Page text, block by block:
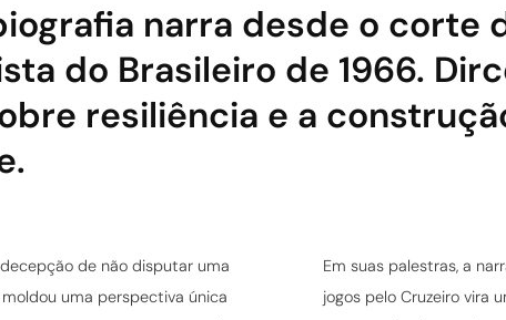
narra desde o corte
do Brasileiro de 1966.
resiliência e a
de não disputar uma
uma perspectiva única
Em suas palestras, a
jogos pelo Cruzeiro vira